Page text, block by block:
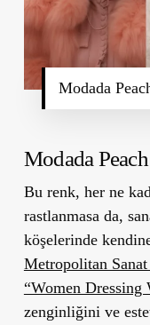
Modada
Modada
Bu renk, her ne
rastlanmasa da,
köşelerinde
Metropolitan
“Women Dressing
zenginliğini ve